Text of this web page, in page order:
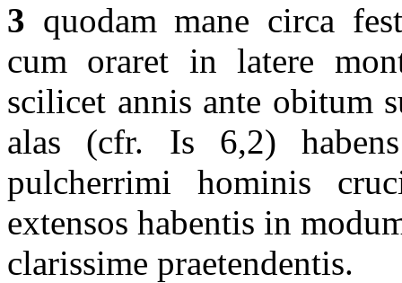
3 quodam mane circa
cum oraret in latere
scilicet annis ante obitum
alas (cfr. Is 6,2)
pulcherrimi hominis
extensos habentis in
clarissime praetendentis.